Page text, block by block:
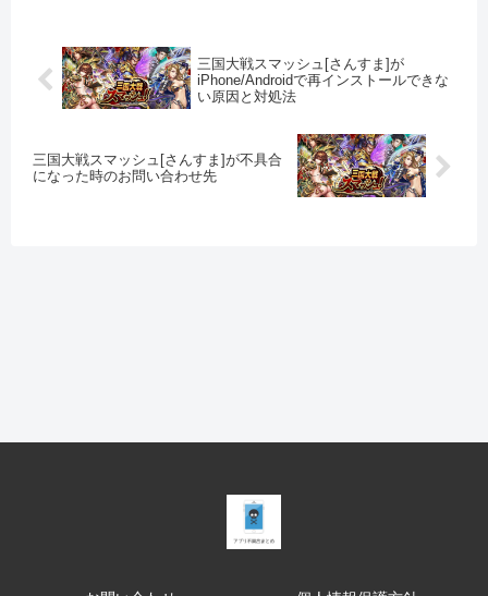
三国大戦スマッシュ[さんすま]が
iPhone/Androidで再インストールできな
い原因と対処法
三国大戦スマッシュ[さんすま]が不具合
になった時のお問い合わせ先